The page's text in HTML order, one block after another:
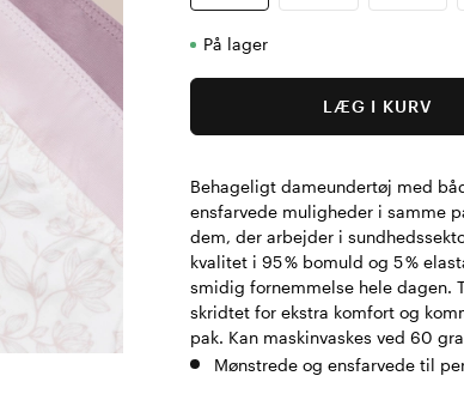
På lager
LÆG I KURV
Behageligt dameundertøj med
ensfarvede muligheder i samme
dem, der arbejder i
kvalitet i 95 % bomuld og 5 %
smidig fornemmelse hele dagen.
skridtet for ekstra komfort og
pak. Kan maskinvaskes ved 60
Mønstrede og ensfarvede til